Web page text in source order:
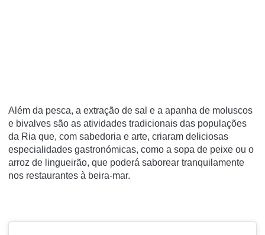
Além da pesca, a extração de sal e a apanha de moluscos
e bivalves são as atividades tradicionais das populações
da Ria que, com sabedoria e arte, criaram deliciosas
especialidades gastronómicas, como a sopa de peixe ou o
arroz de lingueirão, que poderá saborear tranquilamente
nos restaurantes à beira-mar.